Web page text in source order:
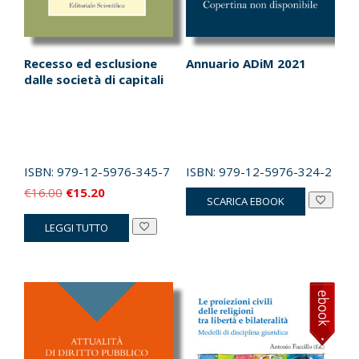
Recesso ed esclusione
dalle società di capitali
ISBN: 979-12-5976-345-7
€16.00 Il
prezzo
originale
€15.20Il
prezzo
attuale
LEGGI TUTTO
Annuario ADiM 2021
ISBN: 979-12-5976-324-2
SCARICA EBOOK